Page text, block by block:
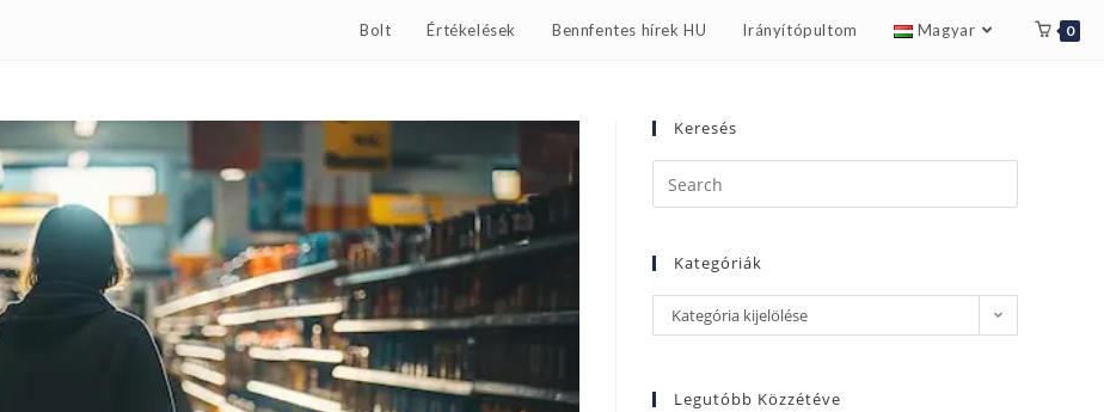
Bolt Értékelések Bennfentes hírek HU Irányítópultom Magyar 0
Keresés
Kategóriák
Kategória kijelölése
Legutóbb Közzétéve